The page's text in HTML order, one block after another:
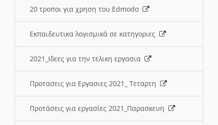
20 τροποι για χρηση του Edmodo
Εκπαιδευτικα λογισμικά σε κατηγοριες
2021_Ιδεες για την τελικη εργασια
Προτασεις για Εργασιες 2021_ Τεταρτη
Προτάσεις για εργασίες 2021_Παρασκευη